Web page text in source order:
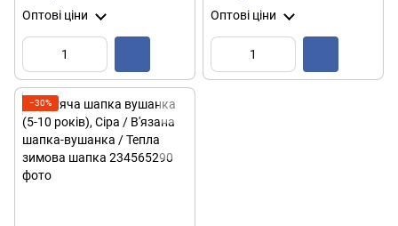
гарнітурою / Шапка-
колонка
Оптові ціни Оптові ціни
−30%